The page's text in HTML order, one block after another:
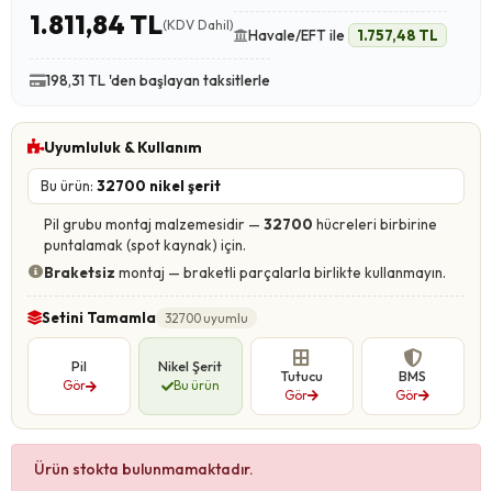
1.811,84 TL(KDV Dahil)
Havale/EFT ile 1.757,48 TL
198,31 TL 'den başlayan taksitlerle
Uyumluluk & Kullanım
Bu ürün: 32700 nikel şerit
Pil grubu montaj malzemesidir — 32700 hücreleri birbirine
puntalamak (spot kaynak) için.
Braketsiz montaj — braketli parçalarla birlikte kullanmayın.
Setini Tamamla 32700 uyumlu
Pil
Gör
Nikel Şerit
Bu ürün
Tutucu
Gör
BMS
Gör
Ürün stokta bulunmamaktadır.